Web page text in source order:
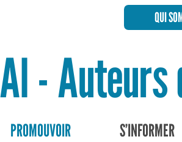
QUI
- Auteurs
PROMOUVOIR S’INFORMER